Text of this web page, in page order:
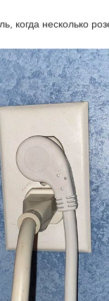
когда несколько